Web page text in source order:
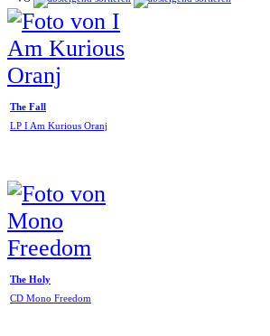
The Fall
LP I Am Kurious Oranj
The Holy
CD Mono Freedom